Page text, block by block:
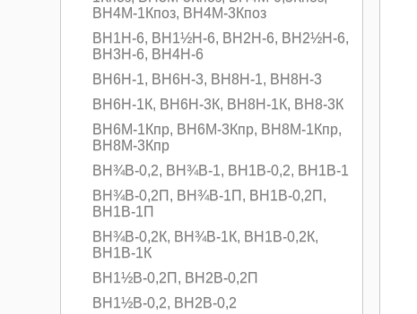
ВН4M-1Кпоз, ВН4M-3Кпоз
ВН1Н-6, ВН1½Н-6, ВН2Н-6, BH2½H-6,
ВН3Н-6, ВН4Н-6
ВН6Н-1, ВН6Н-3, ВН8Н-1, ВН8H-3
ВН6Н-1К, ВН6Н-3К, ВН8Н-1К, ВН8-3К
ВН6M-1Кпр, ВН6M-3Кпр, ВН8M-1Кпр,
ВН8M-3Кпр
ВН¾В-0,2, ВН¾В-1, ВН1В-0,2, ВН1В-1
ВН¾В-0,2П, ВН¾В-1П, ВН1В-0,2П,
ВН1В-1П
ВН¾В-0,2К, ВН¾В-1К, ВН1В-0,2К,
ВН1В-1К
ВН1½В-0,2П, ВН2В-0,2П
ВН1½В-0,2, ВН2В-0,2